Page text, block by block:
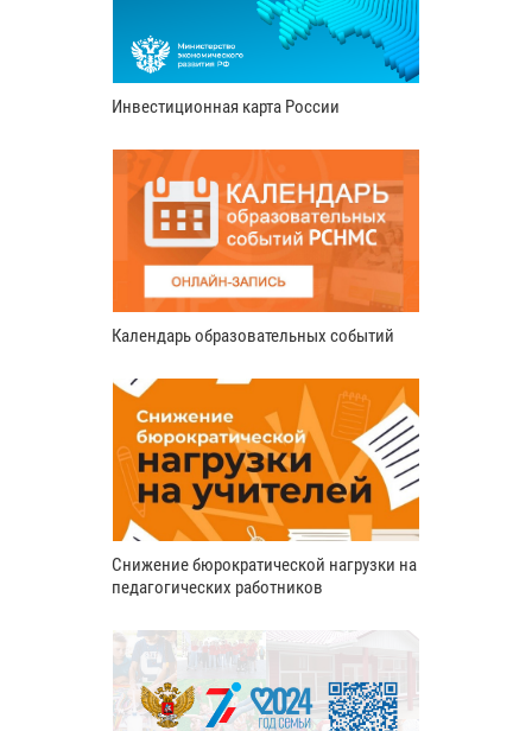
Инвестиционная карта России
Календарь образовательных событий
Снижение бюрократической нагрузки на
педагогических работников